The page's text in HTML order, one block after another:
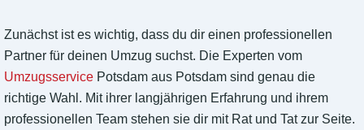
Zunächst ist es wichtig, dass du dir einen professionellen
Partner für deinen Umzug suchst. Die Experten vom
Umzugsservice Potsdam aus Potsdam sind genau die
richtige Wahl. Mit ihrer langjährigen Erfahrung und ihrem
professionellen Team stehen sie dir mit Rat und Tat zur Seite.